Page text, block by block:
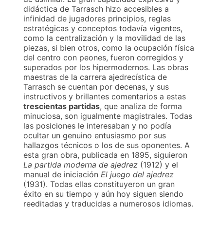
didáctica de Tarrasch hizo accesibles a
infinidad de jugadores principios, reglas
estratégicas y conceptos todavía vigentes,
como la centralización y la movilidad de las
piezas, si bien otros, como la ocupación física
del centro con peones, fueron corregidos y
superados por los hipermodernos. Las obras
maestras de la carrera ajedrecística de
Tarrasch se cuentan por decenas, y sus
instructivos y brillantes comentarios a estas
trescientas partidas, que analiza de forma
minuciosa, son igualmente magistrales. Todas
las posiciones le interesaban y no podía
ocultar un genuino entusiasmo por sus
hallazgos técnicos o los de sus oponentes. A
esta gran obra, publicada en 1895, siguieron
La partida moderna de ajedrez (1912) y el
manual de iniciación El juego del ajedrez
(1931). Todas ellas constituyeron un gran
éxito en su tiempo y aún hoy siguen siendo
reeditadas y traducidas a numerosos idiomas.